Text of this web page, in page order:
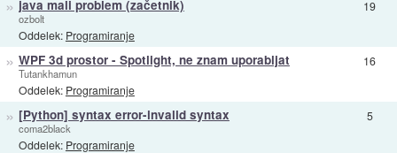
» java mali problem (začetnik)
ozbolt
Oddelek: Programiranje
19
» WPF 3d prostor - Spotlight, ne znam uporabljat
Tutankhamun
Oddelek: Programiranje
16
» [Python] syntax error-invalid syntax
coma2black
Oddelek: Programiranje
5